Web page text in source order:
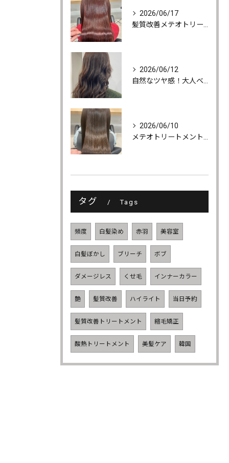
2026/06/17
2026/06/12
2026/06/10
タグ Tags
頻度 白髪染め 赤羽 美容室
白髪ぼかし ブリーチ ボブ
ダメージレス くせ毛 インナーカラー
艶 髪質改善 ハイライト 当日予約
髪質改善トリートメント 縮毛矯正
酸熱トリートメント 美髪ケア 韓国